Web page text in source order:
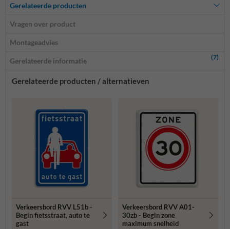
Gerelateerde producten
Vragen over product
Montageadvies
Gerelateerde informatie (7)
Gerelateerde producten / alternatieven
Verkeersbord RVV L51b -
Begin fietsstraat, auto te
gast
Verkeersbord RVV A01-
30zb - Begin zone
maximum snelheid